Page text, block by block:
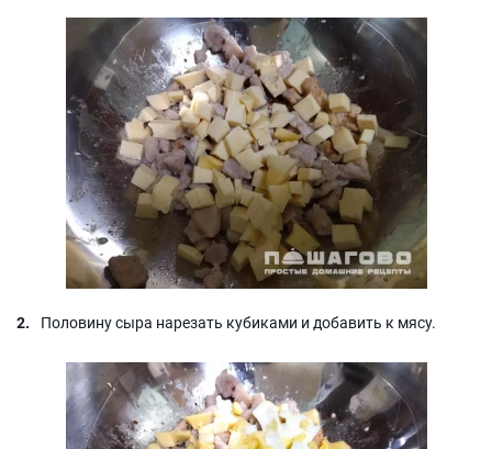
Половину сыра нарезать кубиками и добавить к мясу.